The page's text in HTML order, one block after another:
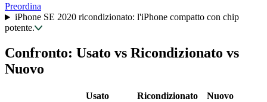
Preordina
iPhone SE 2020 ricondizionato: l'iPhone compatto con chip
potente.
Confronto: Usato vs Ricondizionato vs
Nuovo
Usato Ricondizionato
Nuovo